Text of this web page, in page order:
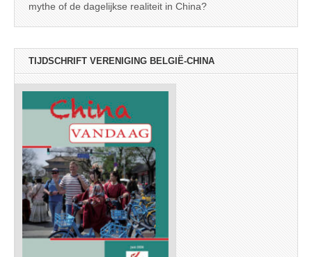
mythe of de dagelijkse realiteit in China?
TIJDSCHRIFT VERENIGING BELGIË-CHINA